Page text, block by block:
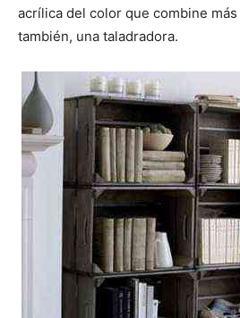
acrílica del color que combine
también, una taladradora.